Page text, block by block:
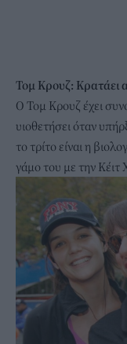
Τομ Κρουζ: Κρατάει
Ο Τομ Κρουζ έχει
υιοθετήσει όταν
το τρίτο είναι η
γάμο του με την Κέιτ